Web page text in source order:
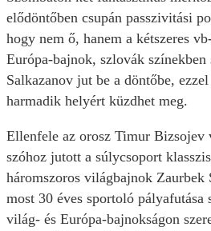
elődöntőben csupán passzivitási
hogy nem ő, hanem a kétszeres
Európa-bajnok, szlovák színekben
Salkazanov jut be a döntőbe,
harmadik helyért küzdhet meg.
Ellenfele az orosz Timur Bizsojev
szóhoz jutott a súlycsoport
háromszoros világbajnok
most 30 éves sportoló pályafutása
világ- és Európa-bajnokságon